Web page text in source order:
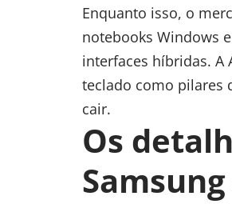
Enquanto isso, o
notebooks Windows
interfaces híbridas. A
teclado como pilares
cair.
Os